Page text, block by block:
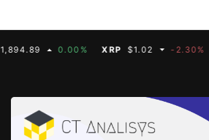
0.00% XRP $1.02 -2.30% BNB